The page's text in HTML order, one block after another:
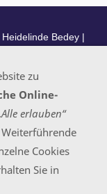
Bedey |
beste-
im-ort.de>
24.de
zu
Online-
erlauben“
Cookies
Sie in